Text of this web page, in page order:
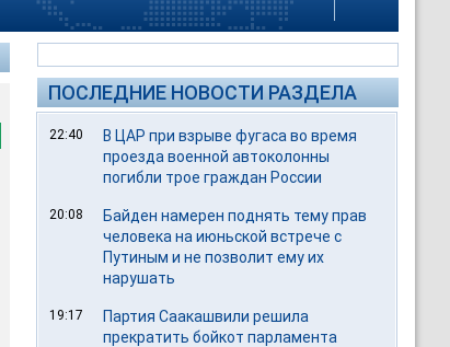
ПОСЛЕДНИЕ НОВОСТИ РАЗДЕЛА
22:40
В ЦАР при взрыве фугаса во время
проезда военной автоколонны
погибли трое граждан России
20:08
Байден намерен поднять тему прав
человека на июньской встрече с
Путиным и не позволит ему их
нарушать
19:17
Партия Саакашвили решила
прекратить бойкот парламента